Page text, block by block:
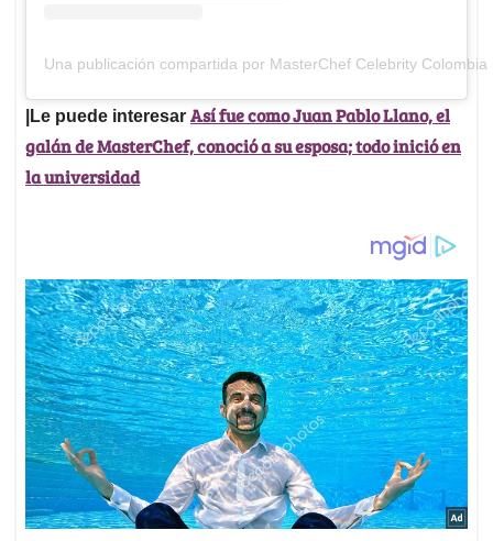
Una publicación compartida por MasterChef Celebrity
|Le puede interesar Así fue como Juan Pablo Llano, el
galán de MasterChef, conoció a su esposa; todo inició en
la universidad